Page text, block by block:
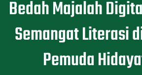
Bedah Majalah
Semangat Literasi
Pemuda